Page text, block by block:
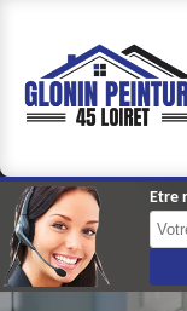
Etre